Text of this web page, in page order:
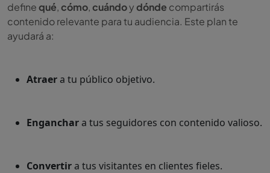
definequé,cómo,cuándoydónde compartirás
contenido relevante para tu audiencia. Este plan te
ayudará a:
Atraera tu público objetivo.
Enganchara tus seguidores con contenido valioso.
Convertira tus visitantes en clientes fieles.